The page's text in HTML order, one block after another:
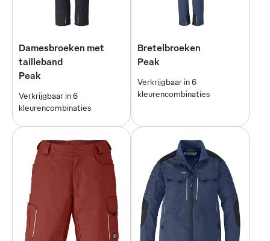
Damesbroeken met
tailleband
Peak
Verkrijgbaar in 6
kleurencombinaties
Bretelbroeken
Peak
Verkrijgbaar in 6
kleurencombinaties